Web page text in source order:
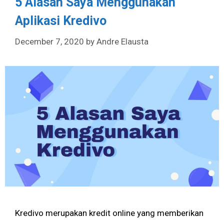
Aplikasi Kredivo
December 7, 2020 by Andre Elausta
Kredivo merupakan kredit online yang memberikan